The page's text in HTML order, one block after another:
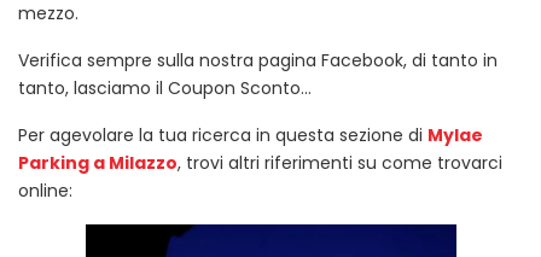
mezzo.
Verifica sempre sulla nostra pagina Facebook, di tanto in
tanto, lasciamo il Coupon Sconto…
Per agevolare la tua ricerca in questa sezione di Mylae
Parking a Milazzo, trovi altri riferimenti su come trovarci
online: